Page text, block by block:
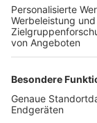
TOP-